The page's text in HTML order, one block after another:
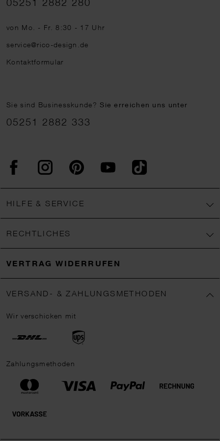
von Mo. - Fr. 8:30 - 17 Uhr
service@rico-design.de
Kontaktformular
Sie sind Businesskunde?Sie erreichen uns unter
05251 2882 333
FacebookInstagram PinterestYouTubeTikTok
HILFE & SERVICE
RECHTLICHES
VERTRAG WIDERRUFEN
VERSAND- & ZAHLUNGSMETHODEN
Wir verschicken mit
Zahlungsmethoden